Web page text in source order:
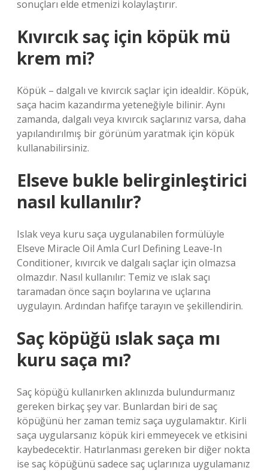
sonuçları elde etmenizi kolaylaştırır.
Kıvırcık saç için köpük mü
krem mi?
Köpük – dalgalı ve kıvırcık saçlar için idealdir. Köpük,
saça hacim kazandırma yeteneğiyle bilinir. Aynı
zamanda, dalgalı veya kıvırcık saçlarınız varsa, daha
yapılandırılmış bir görünüm yaratmak için köpük
kullanabilirsiniz.
Elseve bukle belirginleştirici
nasıl kullanılır?
Islak veya kuru saça uygulanabilen formülüyle
Elseve Miracle Oil Amla Curl Defining Leave-In
Conditioner, kıvırcık ve dalgalı saçlar için olmazsa
olmazdır. Nasıl kullanılır: Temiz ve ıslak saçı
taramadan önce saçın boylarına ve uçlarına
uygulayın. Ardından hafifçe tarayın ve şekillendirin.
Saç köpüğü ıslak saça mı
kuru saça mı?
Saç köpüğü kullanırken aklınızda bulundurmanız
gereken birkaç şey var. Bunlardan biri de saç
köpüğünü her zaman temiz saça uygulamaktır. Kirli
saça uygularsanız köpük kiri emmeyecek ve etkisini
kaybedecektir. Hatırlanması gereken bir diğer nokta
ise saç köpüğünü sadece saç uçlarınıza uygulamanız